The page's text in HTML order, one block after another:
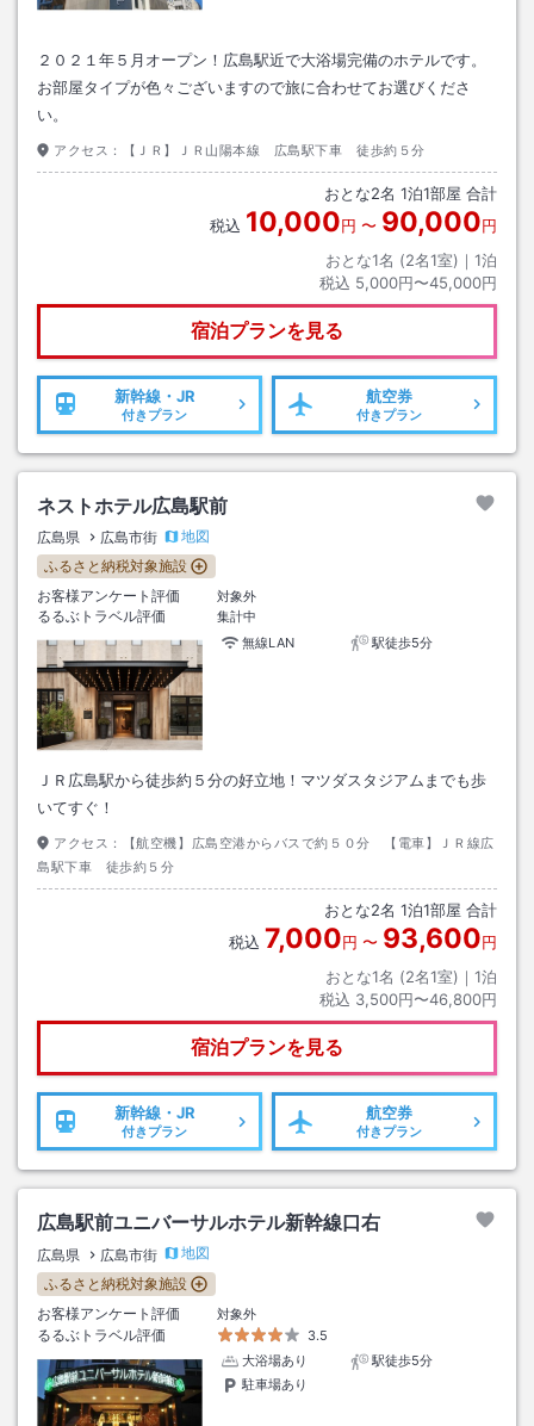
２０２１年５月オープン！広島駅近で大浴場完備のホテルです。
お部屋タイプが色々ございますので旅に合わせてお選びくださ
い。
アクセス： 【ＪＲ】ＪＲ山陽本線 広島駅下車 徒歩約５分
おとな2名 1泊1部屋 合計
税込 10,000円 〜 90,000円
おとな1名 (2名1室)｜ 1泊
税込 5,000円〜45,000円
宿泊プランを見る
新幹線・JR
付きプラン
航空券
付きプラン
ネストホテル広島駅前
広島県 広島市街
地図
ふるさと納税対象施設
お客様アンケート評価
対象外
るるぶトラベル評価
集計中
無線LAN
駅徒歩5分
ＪＲ広島駅から徒歩約５分の好立地！マツダスタジアムまでも歩
いてすぐ！
アクセス：
【航空機】広島空港からバスで約５０分 【電車】ＪＲ線広
島駅下車 徒歩約５分
おとな2名 1泊1部屋 合計
税込 7,000円 〜 93,600円
おとな1名 (2名1室)｜ 1泊
税込 3,500円〜46,800円
宿泊プランを見る
新幹線・JR
付きプラン
航空券
付きプラン
広島駅前ユニバーサルホテル新幹線口右
広島県 広島市街
地図
ふるさと納税対象施設
お客様アンケート評価
対象外
るるぶトラベル評価
3.5
大浴場あり
駅徒歩5分
駐車場あり